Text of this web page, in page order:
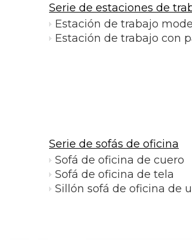
Serie de estaciones de
Estación de trabajo con
Serie de sofás de oficina
Sofá de oficina de cuero
Sofá de oficina de tela
Sillón sofá de oficina de